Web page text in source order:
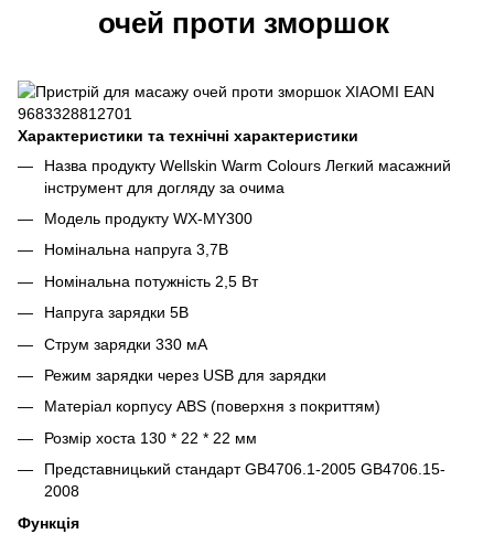
очей проти зморшок
Характеристики та технічні характеристики
Назва продукту Wellskin Warm Colours Легкий масажний
інструмент для догляду за очима
Модель продукту WX-MY300
Номінальна напруга 3,7В
Номінальна потужність 2,5 Вт
Напруга зарядки 5В
Струм зарядки 330 мА
Режим зарядки через USB для зарядки
Матеріал корпусу ABS (поверхня з покриттям)
Розмір хоста 130 * 22 * ​​22 мм
Представницький стандарт GB4706.1-2005 GB4706.15-
2008
Функція